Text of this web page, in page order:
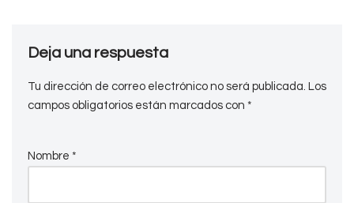
Deja una respuesta
Tu dirección de correo electrónico no será publicada. Los
campos obligatorios están marcados con *
Nombre *